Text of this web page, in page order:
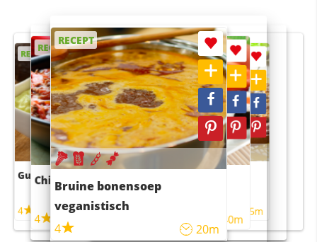
RECEPT
Guacamole
4
RECEPT
Chili con carne
4 45m
RECEPT
Bruine bonensoep
veganistisch
4
20m
RECEPT
Sushi rijstsalade
maaltijdsalade
40m
RECEPT
4 55m